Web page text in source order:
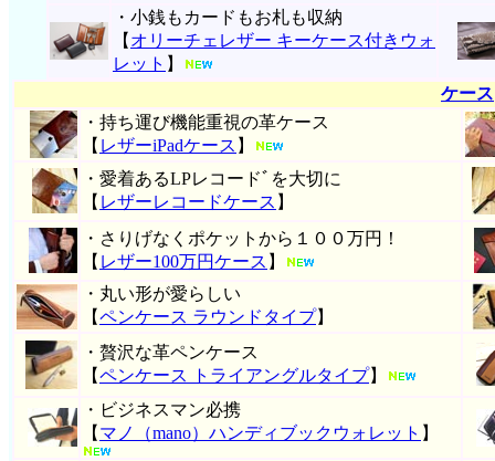
・小銭もカードもお札も収納
【 オリーチェレザー キーケース付きウォ
レット 】
ケース
・持ち運び機能重視の革ケース
【 レザーiPadケース 】
・愛着あるLPレコードﾞを大切に
【 レザーレコードケース 】
・さりげなくポケットから１００万円！
【 レザー100万円ケース 】
・丸い形が愛らしい
【ペンケース ラウンドタイプ】
・贅沢な革ペンケース
【ペンケース トライアングルタイプ】
・ビジネスマン必携
【 マノ（mano）ハンディブックウォレット 】